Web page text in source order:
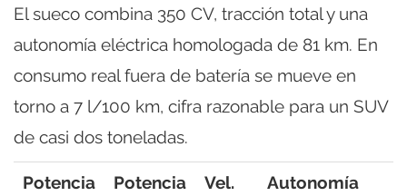
El sueco combina 350 CV, tracción total y una
autonomía eléctrica homologada de 81 km. En
consumo real fuera de batería se mueve en
torno a 7 l/100 km, cifra razonable para un SUV
de casi dos toneladas.
Potencia
Potencia
Vel.
Autonomía